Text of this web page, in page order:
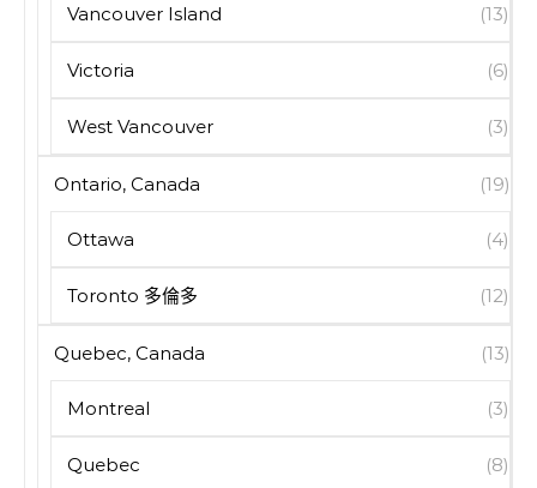
Vancouver Island (13)
Victoria (6)
West Vancouver (3)
Ontario, Canada (19)
Ottawa (4)
Toronto 多倫多 (12)
Quebec, Canada (13)
Montreal (3)
Quebec (8)